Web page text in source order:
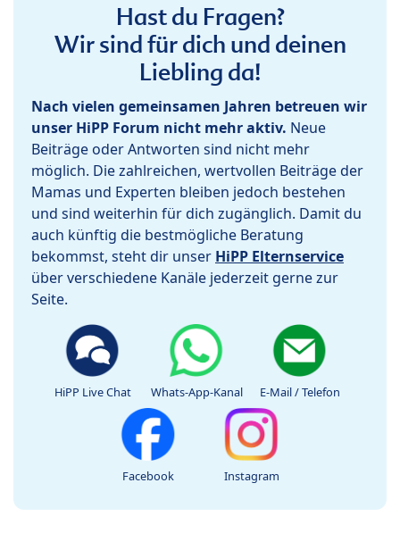
Hast du Fragen?
Wir sind für dich und deinen
Liebling da!
Nach vielen gemeinsamen Jahren betreuen wir
unser HiPP Forum nicht mehr aktiv. Neue
Beiträge oder Antworten sind nicht mehr
möglich. Die zahlreichen, wertvollen Beiträge der
Mamas und Experten bleiben jedoch bestehen
und sind weiterhin für dich zugänglich. Damit du
auch künftig die bestmögliche Beratung
bekommst, steht dir unser HiPP Elternservice
über verschiedene Kanäle jederzeit gerne zur
Seite.
HiPP Live Chat Whats-App-Kanal E-Mail / Telefon
Facebook Instagram